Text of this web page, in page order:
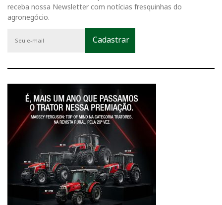
receba nossa Newsletter com notícias fresquinhas do
agronegócio.